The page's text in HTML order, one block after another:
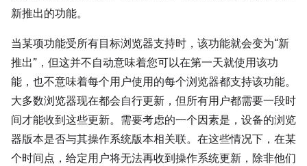
新推出的功能。
当某项功能受所有目标浏览器支持时，该功能就会变为“新
推出”，但这并不自动意味着您可以在第一天就使用该功
能，也不意味着每个用户使用的每个浏览器都支持该功能。
大多数浏览器现在都会自行更新，但所有用户都需要一段时
间才能收到这些更新。需要考虑的一个因素是，设备的浏览
器版本是否与其操作系统版本相关联。在这些情况下，在某
个时间点，给定用户将无法再收到操作系统更新，除非他们